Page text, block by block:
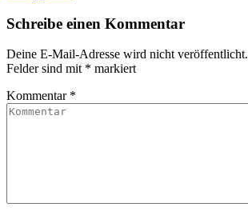
Schreibe einen Kommentar
Deine E-Mail-Adresse wird nicht veröffentlicht.
Felder sind mit * markiert
Kommentar *